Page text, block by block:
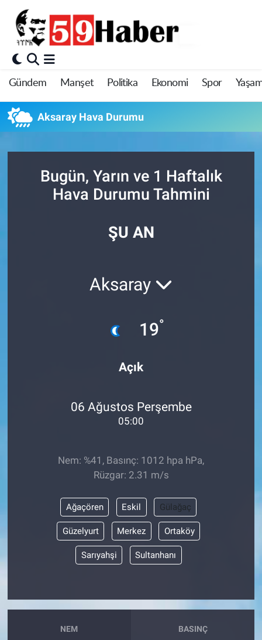
Gündem Manşet Politika Ekonomi Spor
Aksaray Hava Durumu
Bugün, Yarın ve 1 Haftalık
Hava Durumu Tahmini
ŞU AN
Aksaray
19°
Açık
06 Ağustos Perşembe
05:00
Nem: %41, Basınç: 1012 hpa hPa,
Rüzgar: 2.31 m/s
Ağaçören Eskil Gülağaç
Güzelyurt Merkez Ortaköy
Sarıyahşi Sultanhanı
NEM BASINÇ